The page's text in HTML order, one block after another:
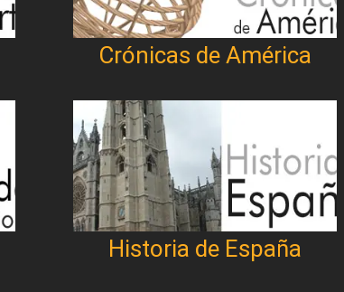
Crónicas de América
Historia de España